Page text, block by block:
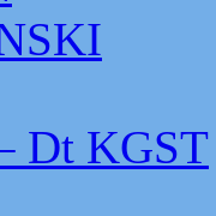
Dt KGST